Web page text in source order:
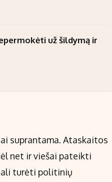
už šildymą ir
suprantama. Ataskaitos
net ir viešai pateikti
turėti politinių